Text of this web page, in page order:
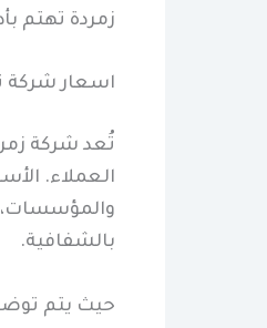
زمردة تهتم
اسعار شركة
تُعد شركة
العملاء.
والمؤسسات،
بالشفافية.
حيث يتم